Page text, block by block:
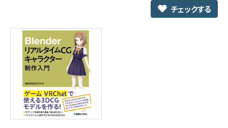
チェックする